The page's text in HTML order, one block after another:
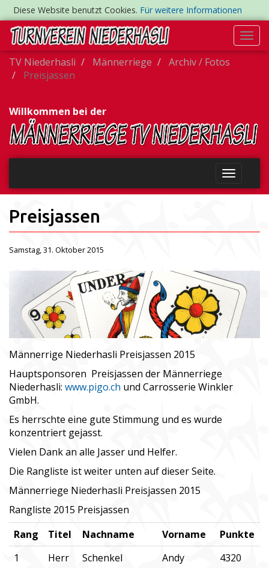
Diese Website benutzt Cookies. Für weitere Informationen
TV Niederhasli
Männerriege
Archiv / Fotos
Preisjassen
Willkommen bei der
Preisjassen
Samstag, 31. Oktober 2015
Männerrige Niederhasli Preisjassen 2015
Hauptsponsoren Preisjassen der Männerriege
Niederhasli: www.pigo.ch und Carrosserie Winkler
GmbH.
Es herrschte eine gute Stimmung und es wurde
konzentriert gejasst.
Vielen Dank an alle Jasser und Helfer.
Die Rangliste ist weiter unten auf dieser Seite.
Männerriege Niederhasli Preisjassen 2015
Rangliste 2015 Preisjassen
Rang
Titel Nachname Vorname
Punkte
1
Herr Schenkel Andy
4320